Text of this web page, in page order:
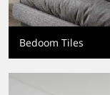
Bedoom Tiles